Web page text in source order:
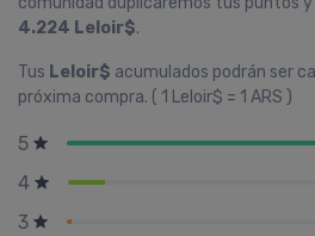
4.224 Leloir$.
Tus Leloir$ acumulados podrán ser
próxima compra. ( 1 Leloir$ = 1 ARS )
5
4
3